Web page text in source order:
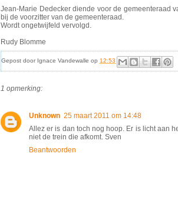
Jean-Marie Dedecker diende voor de gemeenteraad
bij de voorzitter van de gemeenteraad.
Wordt ongetwijfeld vervolgd.
Rudy Blomme
Gepost door Ignace Vandewalle op 12:53
1 opmerking:
Unknown 25 maart 2011 om 14:48
Allez er is dan toch nog hoop. Er is licht aan
niet de trein die afkomt. Sven
Beantwoorden